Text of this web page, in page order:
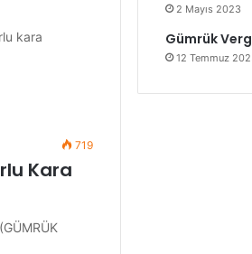
kara
719
Kara
2 Mayıs 2023
Gümrük
12 Temmuz